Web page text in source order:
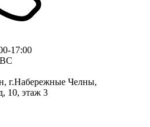
17:00
г.Набережные Челны,
10, этаж 3